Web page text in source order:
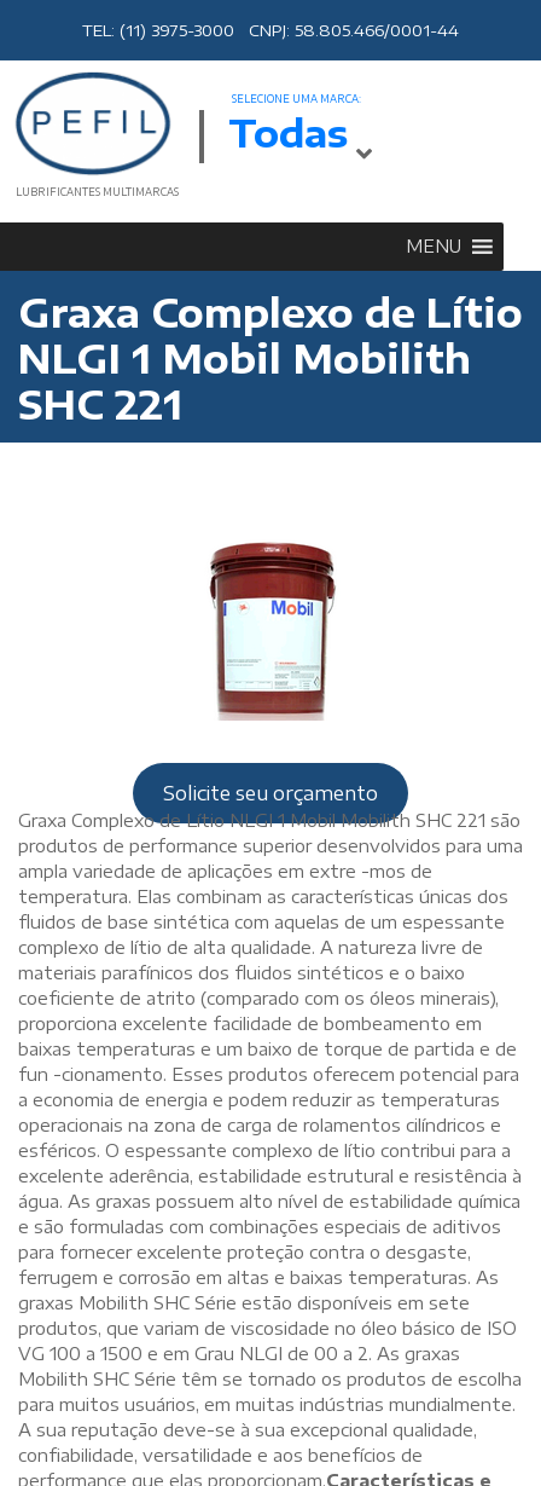
TEL: (11) 3975-3000 CNPJ: 58.805.466/0001-44
LUBRIFICANTES MULTIMARCAS
SELECIONE UMA MARCA:
Todas
MENU
Graxa Complexo de Lítio
NLGI 1 Mobil Mobilith
SHC 221
Solicite seu orçamento
Graxa Complexo de Lítio NLGI 1 Mobil Mobilith SHC 221 são
produtos de performance superior desenvolvidos para uma
ampla variedade de aplicações em extre -mos de
temperatura. Elas combinam as características únicas dos
fluidos de base sintética com aquelas de um espessante
complexo de lítio de alta qualidade. A natureza livre de
materiais parafínicos dos fluidos sintéticos e o baixo
coeficiente de atrito (comparado com os óleos minerais),
proporciona excelente facilidade de bombeamento em
baixas temperaturas e um baixo de torque de partida e de
fun -cionamento. Esses produtos oferecem potencial para
a economia de energia e podem reduzir as temperaturas
operacionais na zona de carga de rolamentos cilíndricos e
esféricos. O espessante complexo de lítio contribui para a
excelente aderência, estabilidade estrutural e resistência à
água. As graxas possuem alto nível de estabilidade química
e são formuladas com combinações especiais de aditivos
para fornecer excelente proteção contra o desgaste,
ferrugem e corrosão em altas e baixas temperaturas. As
graxas Mobilith SHC Série estão disponíveis em sete
produtos, que variam de viscosidade no óleo básico de ISO
VG 100 a 1500 e em Grau NLGI de 00 a 2. As graxas
Mobilith SHC Série têm se tornado os produtos de escolha
para muitos usuários, em muitas indústrias mundialmente.
A sua reputação deve-se à sua excepcional qualidade,
confiabilidade, versatilidade e aos benefícios de
performance que elas proporcionam.Características e